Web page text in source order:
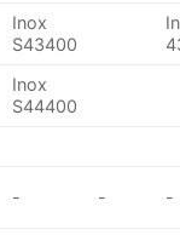
Inox
S43400
Inox
S44400
- - -